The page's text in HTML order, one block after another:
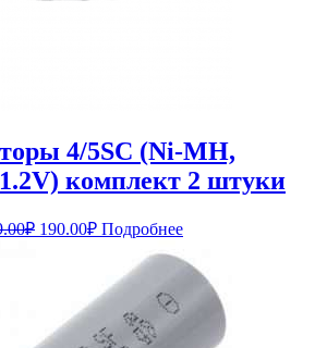
4/5SC (Ni-MH,
комплект 2 штуки
₽ Первоначальная
190.00₽Текущая
190.00₽.
Подробнее